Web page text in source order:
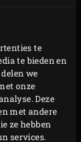
te
te bieden en
we
onze
Deze
met andere
ze hebben
services.
kant van de
te steken.
je het
af (bij
dit klusje
vlees van
het vlies).